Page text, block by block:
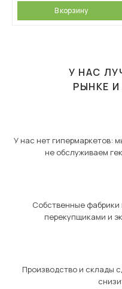
В корзину
У НАС
РЫНКЕ
У нас нет гипермаркетов:
не обслуживаем
Собственные фабрики
перекупщиками и
Производство и склады